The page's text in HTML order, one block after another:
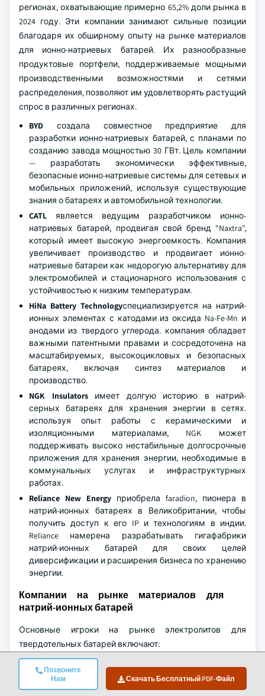
Позвоните
Нам
Скачать Бесплатный PDF-Файл
регионах, охватывающие примерно 65,2% доли рынка в
2024 году. Эти компании занимают сильные позиции
благодаря их обширному опыту на рынке материалов
для ионно-натриевых батарей. Их разнообразные
продуктовые портфели, поддерживаемые мощными
производственными возможностями и сетями
распределения, позволяют им удовлетворять растущий
спрос в различных регионах.
BYD создала совместное предприятие для
разработки ионно-натриевых батарей, с планами по
созданию завода мощностью 30 ГВт. Цель компании
— разработать экономически эффективные,
безопасные ионно-натриевые системы для сетевых и
мобильных приложений, используя существующие
знания о батареях и автомобильной технологии.
CATL является ведущим разработчиком ионно-
натриевых батарей, продвигая свой бренд "Naxtra",
который имеет высокую энергоемкость. Компания
увеличивает производство и продвигает ионно-
натриевые батареи как недорогую альтернативу для
электромобилей и стационарного использования с
устойчивостью к низким температурам.
HiNa Battery Technologyспециализируется на натрий-
ионных элементах с катодами из оксида Na-Fe-Mn и
анодами из твердого углерода. компания обладает
важными патентными правами и сосредоточена на
масштабируемых, высокоцикловых и безопасных
батареях, включая синтез материалов и
производство.
NGK Insulatorsимеет долгую историю в натрий-
серных батареях для хранения энергии в сетях.
используя опыт работы с керамическими и
изоляционными материалами, NGK может
поддерживать высоко нестабильные долгосрочные
приложения для хранения энергии, необходимые в
коммунальных услугах и инфраструктурных
работах.
Reliance New Energy приобрела faradion, пионера в
натрий-ионных батареях в Великобритании, чтобы
получить доступ к его IP и технологиям в индии.
Reliance намерена разрабатывать гигафабрики
натрий-ионных батарей для своих целей
диверсификации и расширения бизнеса по хранению
энергии.
Компании на рынке материалов для
натрий-ионных батарей
Основные игроки на рынке электролитов для
твердотельных батарей включают:
Altris AB
AMTE Power plc
BYD